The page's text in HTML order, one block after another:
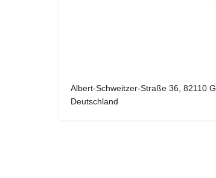
Albert-Schweitzer-Straße 36, 82110
Deutschland